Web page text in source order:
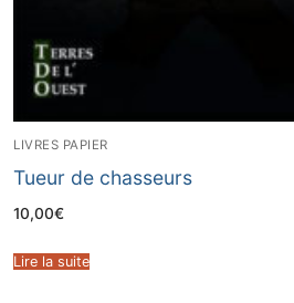
LIVRES PAPIER
Tueur de chasseurs
10,00€
Lire la suite